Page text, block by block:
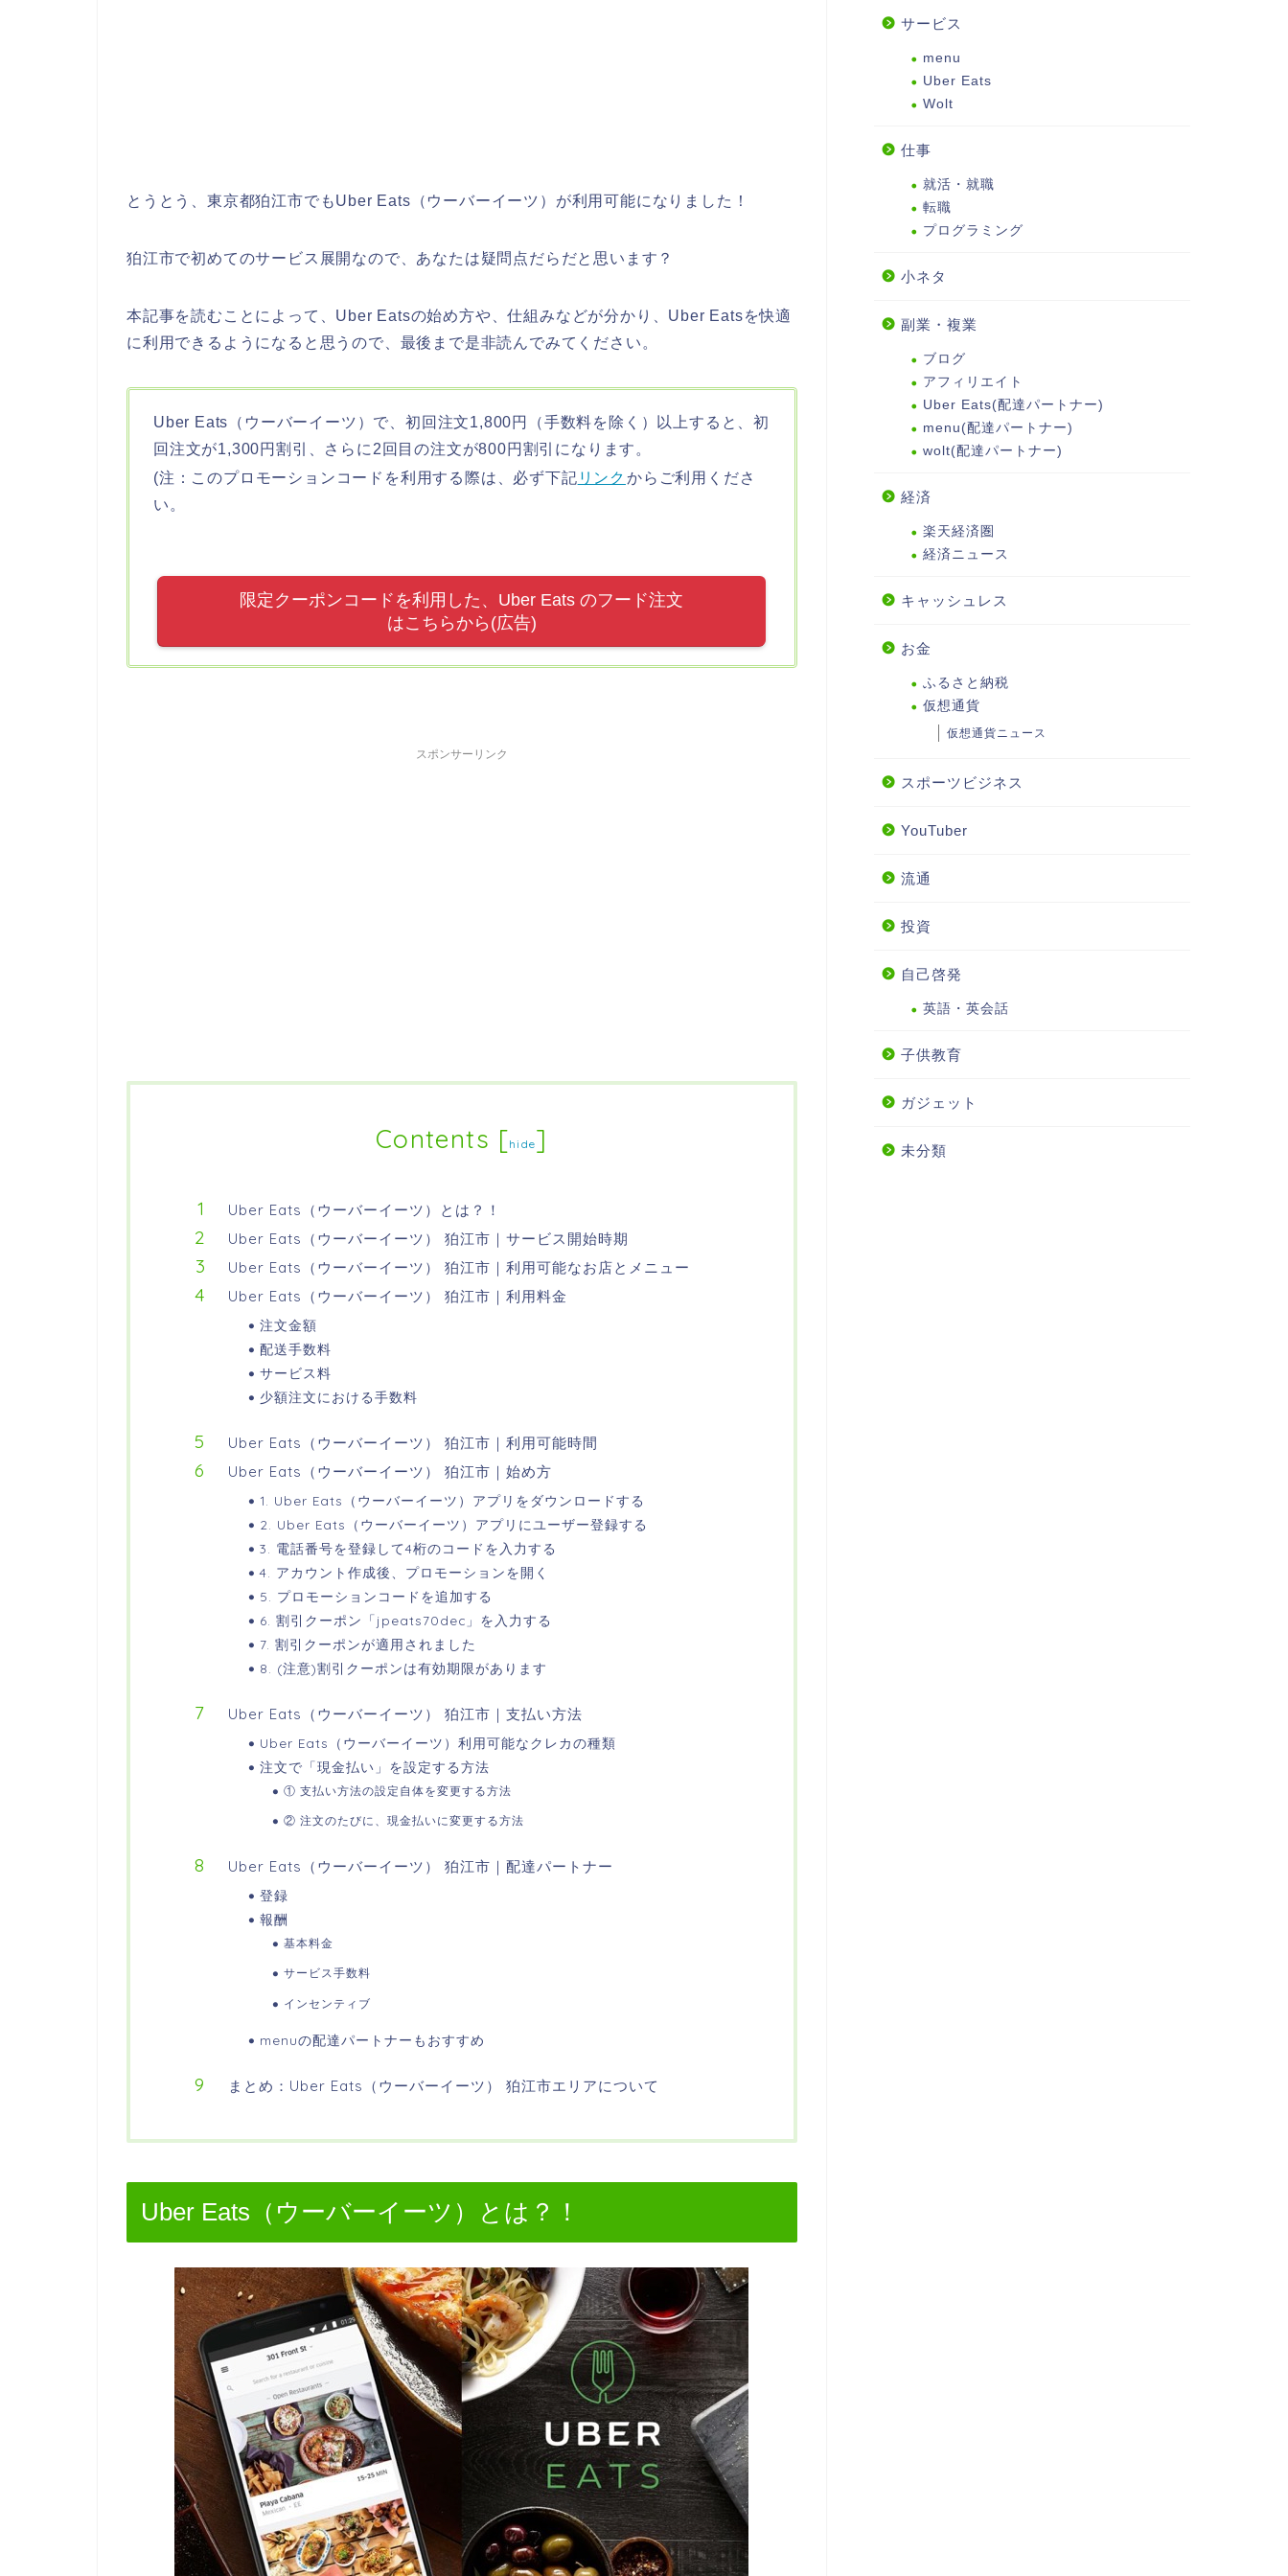
とうとう、東京都狛江市でもUber Eats（ウーバーイーツ）が利用可能になりました！
狛江市で初めてのサービス展開なので、あなたは疑問点だらだと思います？
本記事を読むことによって、Uber Eatsの始め方や、仕組みなどが分かり、Uber Eatsを快適
に利用できるようになると思うので、最後まで是非読んでみてください。
Uber Eats（ウーバーイーツ）で、初回注文1,800円（手数料を除く）以上すると、初
回注文が1,300円割引、さらに2回目の注文が800円割引になります。
(注：このプロモーションコードを利用する際は、必ず下記 リンク からご利用くださ
い。
限定クーポンコードを利用した、Uber Eats のフード注文
はこちらから(広告)
スポンサーリンク
Contents [hide]
Uber Eats（ウーバーイーツ）とは？！
Uber Eats（ウーバーイーツ） 狛江市｜サービス開始時期
Uber Eats（ウーバーイーツ） 狛江市｜利用可能なお店とメニュー
Uber Eats（ウーバーイーツ） 狛江市｜利用料金
注文金額
配送手数料
サービス料
少額注文における手数料
Uber Eats（ウーバーイーツ） 狛江市｜利用可能時間
Uber Eats（ウーバーイーツ） 狛江市｜始め方
1. Uber Eats（ウーバーイーツ）アプリをダウンロードする
2. Uber Eats（ウーバーイーツ）アプリにユーザー登録する
3. 電話番号を登録して4桁のコードを入力する
4. アカウント作成後、プロモーションを開く
5. プロモーションコードを追加する
6. 割引クーポン「jpeats70dec」を入力する
7. 割引クーポンが適用されました
8. (注意)割引クーポンは有効期限があります
Uber Eats（ウーバーイーツ） 狛江市｜支払い方法
Uber Eats（ウーバーイーツ）利用可能なクレカの種類
注文で「現金払い」を設定する方法
① 支払い方法の設定自体を変更する方法
② 注文のたびに、現金払いに変更する方法
Uber Eats（ウーバーイーツ） 狛江市｜配達パートナー
登録
報酬
基本料金
サービス手数料
インセンティブ
menuの配達パートナーもおすすめ
まとめ：Uber Eats（ウーバーイーツ） 狛江市エリアについて
Uber Eats（ウーバーイーツ）とは？！
サービス
menu
Uber Eats
Wolt
仕事
就活・就職
転職
プログラミング
小ネタ
副業・複業
ブログ
アフィリエイト
Uber Eats(配達パートナー)
menu(配達パートナー)
wolt(配達パートナー)
経済
楽天経済圏
経済ニュース
キャッシュレス
お金
ふるさと納税
仮想通貨
仮想通貨ニュース
スポーツビジネス
YouTuber
流通
投資
自己啓発
英語・英会話
子供教育
ガジェット
未分類